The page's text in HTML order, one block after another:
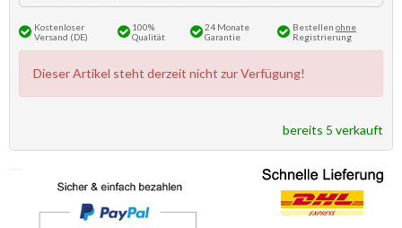
Kostenloser
Versand (DE)
100%
Qualität
24 Monate
Garantie
Bestellen ohne
Registrierung
Dieser Artikel steht derzeit nicht zur Verfügung!
bereits 5 verkauft